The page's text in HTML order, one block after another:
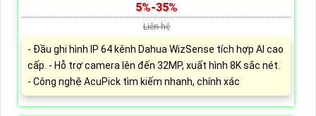
5%-35%
Liên hệ
- Đầu ghi hình IP 64 kênh Dahua WizSense tích hợp AI cao
cấp. - Hỗ trợ camera lên đến 32MP, xuất hình 8K sắc nét.
- Công nghệ AcuPick tìm kiếm nhanh, chính xác